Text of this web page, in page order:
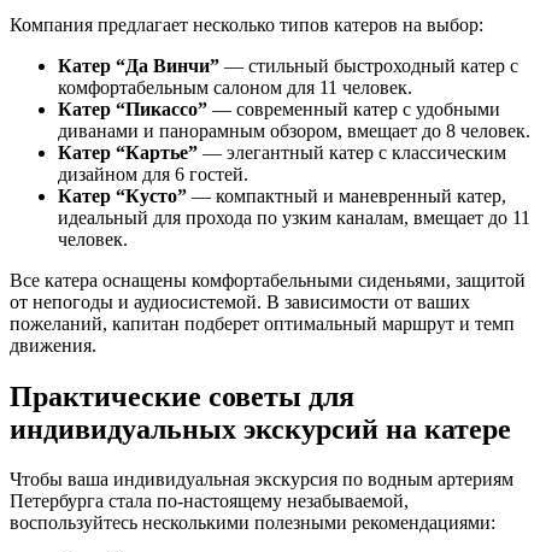
Компания предлагает несколько типов катеров на выбор:
Катер “Да Винчи” — стильный быстроходный катер с
комфортабельным салоном для 11 человек.
Катер “Пикассо” — современный катер с удобными
диванами и панорамным обзором, вмещает до 8 человек.
Катер “Картье” — элегантный катер с классическим
дизайном для 6 гостей.
Катер “Кусто” — компактный и маневренный катер,
идеальный для прохода по узким каналам, вмещает до 11
человек.
Все катера оснащены комфортабельными сиденьями, защитой
от непогоды и аудиосистемой. В зависимости от ваших
пожеланий, капитан подберет оптимальный маршрут и темп
движения.
Практические советы для
индивидуальных экскурсий на катере
Чтобы ваша индивидуальная экскурсия по водным артериям
Петербурга стала по-настоящему незабываемой,
воспользуйтесь несколькими полезными рекомендациями: